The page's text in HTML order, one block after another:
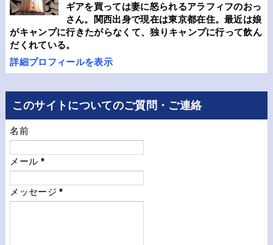
ギアを買っては妻に怒られるアラフィフのおっ
さん。関西出身で現在は東京都在住。最近は娘
がキャンプに行きたがらなくて、独りキャンプに行って飲ん
だくれている。
詳細プロフィールを表示
このサイトについてのご質問・ご連絡
名前
メール *
メッセージ*